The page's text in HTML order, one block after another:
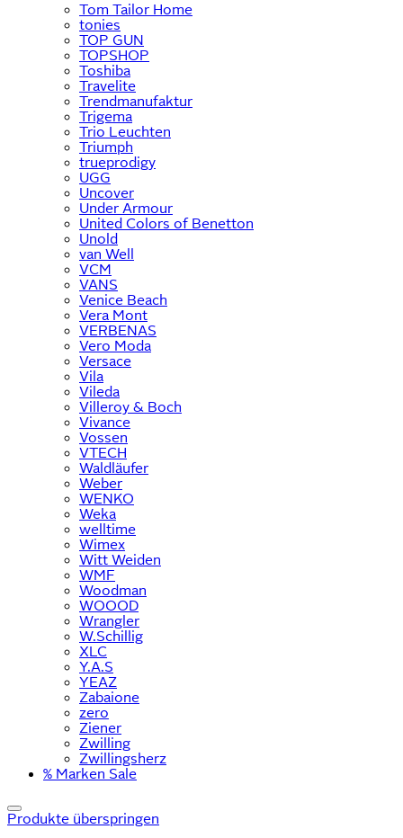
Tom Tailor Home
tonies
TOP GUN
TOPSHOP
Toshiba
Travelite
Trendmanufaktur
Trigema
Trio Leuchten
Triumph
trueprodigy
UGG
Uncover
Under Armour
United Colors of Benetton
Unold
van Well
VCM
VANS
Venice Beach
Vera Mont
VERBENAS
Vero Moda
Versace
Vila
Vileda
Villeroy & Boch
Vivance
Vossen
VTECH
Waldläufer
Weber
WENKO
Weka
welltime
Wimex
Witt Weiden
WMF
Woodman
WOOOD
Wrangler
W.Schillig
XLC
Y.A.S
YEAZ
Zabaione
zero
Ziener
Zwilling
Zwillingsherz
% Marken Sale
Produkte überspringen